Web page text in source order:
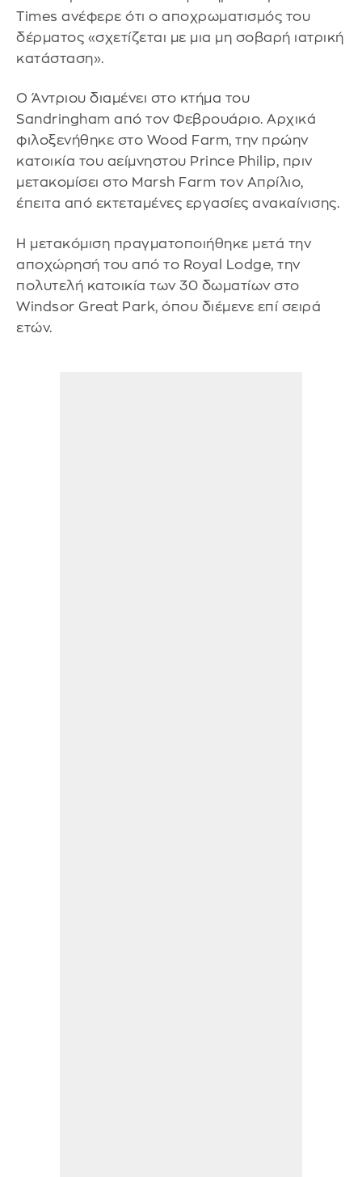
Times ανέφερε ότι ο αποχρωματισμός του
δέρματος «σχετίζεται με μια μη σοβαρή ιατρική
κατάσταση».
Ο Άντριου διαμένει στο κτήμα του
Sandringham από τον Φεβρουάριο. Αρχικά
φιλοξενήθηκε στο Wood Farm, την πρώην
κατοικία του αείμνηστου Prince Philip, πριν
μετακομίσει στο Marsh Farm τον Απρίλιο,
έπειτα από εκτεταμένες εργασίες ανακαίνισης.
Η μετακόμιση πραγματοποιήθηκε μετά την
αποχώρησή του από το Royal Lodge, την
πολυτελή κατοικία των 30 δωματίων στο
Windsor Great Park, όπου διέμενε επί σειρά
ετών.